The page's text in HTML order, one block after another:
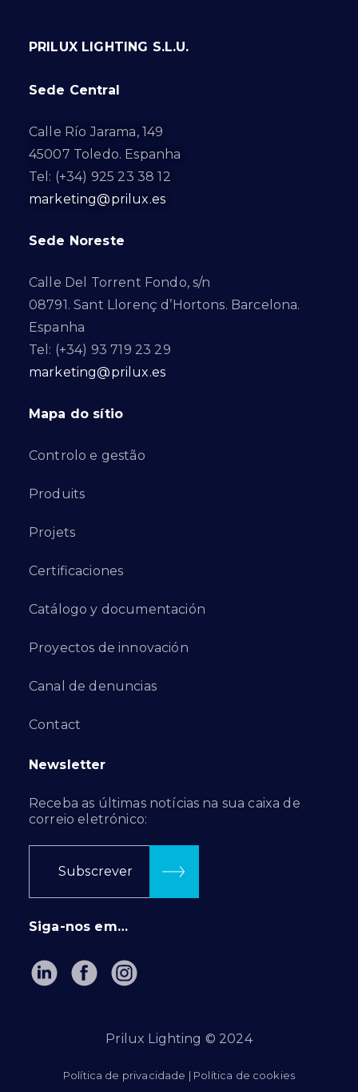
PRILUX LIGHTING S.L.U.
Sede Central
Calle Río Jarama, 149
45007 Toledo. Espanha
Tel: (+34) 925 23 38 12
marketing@prilux.es
Sede Noreste
Calle Del Torrent Fondo, s/n
08791. Sant Llorenç d’Hortons. Barcelona.
Espanha
Tel: (+34) 93 719 23 29
marketing@prilux.es
Mapa do sítio
Controlo e gestão
Produits
Projets
Certificaciones
Catálogo y documentación
Proyectos de innovación
Canal de denuncias
Contact
Newsletter
Receba as últimas notícias na sua caixa de
correio eletrónico:
Subscrever
Siga-nos em…
Prilux Lighting © 2024
Política de privacidade | Política de cookies